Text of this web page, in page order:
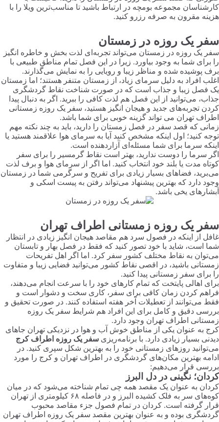
کارشناسان مجموعه بومچه در ارتباط باشید تا مناسب‌ترین ویلا را با
هزینه مقرون به صرفه رزرو کنید.
سفر یک روزه در زمستان
سفر یک روزه در زمستان می‌تواند تجربه‌ای لذت بخش و خاطره انگیز
را برای شما به وجود بیاورد. زیرا در این فصل تمام مناطق طبیعی با
برف پوشیده شده و مناظر زیبا و رویایی را به نمایش می‌گذارند.
اغلب افراد به دلیل سرمای زیاد، از زمستان متنفر هستند؛ اما زمستان
یک فصل زیبا و جذاب است که در صورت شناخت نقاط گردشگری
جذاب، می‌توانید از این فصل هم لذت کافی را ببرید. اگر به دنبال پیدا
کردن تجربه‌های جدید و هیجان انگیز هستید، سفر یک روزه زمستانی
اطراف تهران می تواند گزینه خوبی برای شما باشد.
زمانی که قصد سفر در فصل زمستان را دارید، باید به چند نکته مهم
توجه کنید؛ اول اینکه مشخص کنید آیا به سرمای هوا علاقمند هستید یا
اینکه سرما برای شما مسئله‌ای آزاردهنده است.
اگر سرما را دوست ندارید، بهتر است نقاط گرمسیر را برای سفر
کوتاه مدت یا بلند خود انتخاب کنید. اما اگر از سرمای هوا و برف لذت
می‌برید، فضاهای بسیار زیادی برای تفریح و سرگرمی شما در زمستان
وجود دارد که بهترین پیشنهاد می‌تواند رفتن به پیست اسکی و
آبشارهای یخی باشد.
سفر یک روزه زمستانی اطراف تهران
غافل از اینکه در فصول سرد هم مقاصد هیجان انگیز زیادی در انتظار
شما است، شاید با خود تصور کنید که فقط در فصل بهار و تابستان
می‌توان به نقاط مختلف کشور سفر کرد. اما اگر اهل تفریحات
زمستانی باشید، در اقصی نقاط کشور می‌توانید فضایی زیبا و متفاوت
را برای سفر زمستانی پیدا کنید.
برای اهالی پایتخت که تمام کارهای خود را با سرعت انجام می‌دهند،
فراهم کردن زمان کافی برای سفر، کاری سخت و دشوار است و
فقط می‌توانند از تعطیلات آخر هفته استفاده کنند. در صورت تحقیق و
بررسی دقیق و کامل برای این افراد هم شرایط سفر یک روزه
زمستانی اطراف تهران وجود دارد.
کرج به عنوان یکی از مناطق خوش آب و هوا در نزدیکی تهران جاهای
دیدنی بسیار زیادی دارد. با برنامه‌ریزی سفر یک روزه اطراف کرج
می‌توانید روزهای زمستانی خود را به بهترین شکل سپری کنید. در
ادامه بهترین مکان‌های گردشگری در اطراف تهران و کرج را مورد
بررسی قرار می‌دهیم:
کردان؛ نگینی در دل البرز
کردان به عنوان یک مقصد همه چی تمام شناخته می‌شود که در میان
کوه‌های سر به فلک کشیده البرز و در فاصله ۶۸ کیلومتری از تهران
قرار گرفته است. کردان در تمام فصول جزء مقاصد محبوب
گردشگری بوده و به عنوان بهترین مقصد سفر یک روزه اطراف تهران